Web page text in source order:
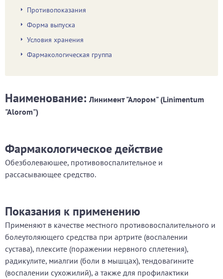
Противопоказания
Форма выпуска
Условия хранения
Фармакологическая группа
Наименование:Линимент "Алором" (Linimentum
"Alorom")
Фармакологическое действие
Обезболеваюшее, противовоспалительное и
рассасывающее средство.
Показания к применению
Применяют в качестве местного противовоспалительного и
болеутоляющего средства при артрите (воспалении
сустава), плексите (поражении нервного сплетения),
радикулите, миалгии (боли в мышцах), тендовагините
(воспалении сухожилий), а также для профилактики